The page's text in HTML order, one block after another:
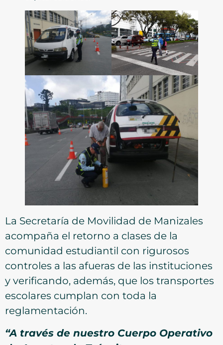
La Secretaría de Movilidad de Manizales
acompaña el retorno a clases de la
comunidad estudiantil con rigurosos
controles a las afueras de las instituciones
y verificando, además, que los transportes
escolares cumplan con toda la
reglamentación.
“A través de nuestro Cuerpo Operativo